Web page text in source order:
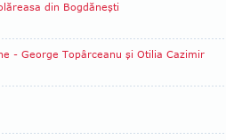
din Bogdăneşti
- George Topârceanu şi Otilia Cazimir